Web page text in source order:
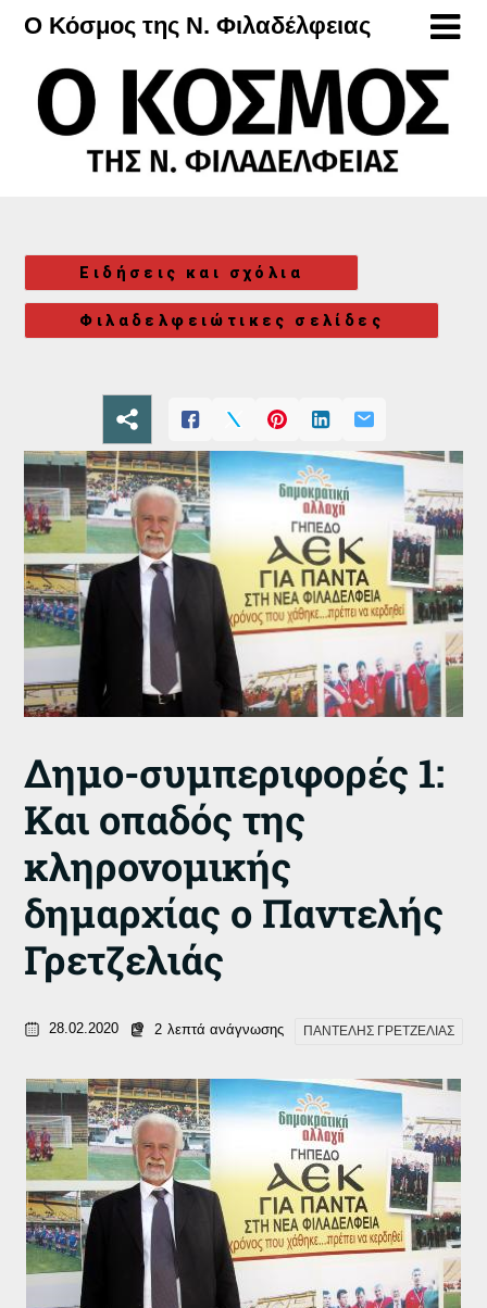
Μετάβαση
περιεχόμενο
Ο Κόσμος της Ν. Φιλαδέλφειας
Ειδήσεις και σχόλια
Φιλαδελφειώτικες σελίδες
Δημο-συμπεριφορές 1:
Και οπαδός της
κληρονομικής
δημαρχίας ο Παντελής
Γρετζελιάς
28.02.2020 2 λεπτά ανάγνωσης ΠΑΝΤΕΛΗΣ ΓΡΕΤΖΕΛΙΑΣ